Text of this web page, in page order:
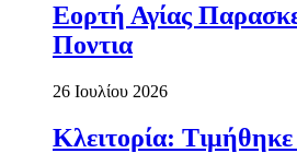
Εορτή Αγίας
Ποντια
26 Ιουλίου 2026
Κλειτορία: Τιμήθηκε